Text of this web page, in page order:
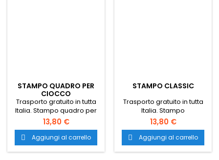
STAMPO QUADRO PER
CIOCCO
Trasporto gratuito in tutta
Italia. Stampo quadro per
ciocco, stampo
professionale per
pasticceria. stampi nuovi
per pasticceria. stampo
professionale per dolci.
13,80 €
 Aggiungi al carrello
STAMPO CLASSIC
Trasporto gratuito in tutta
Italia. Stampo
classic. stampo
professionale per
pasticceria. stampi nuovi
per pasticceria. stampo
professionale per dolci.
13,80 €
 Aggiungi al carrello